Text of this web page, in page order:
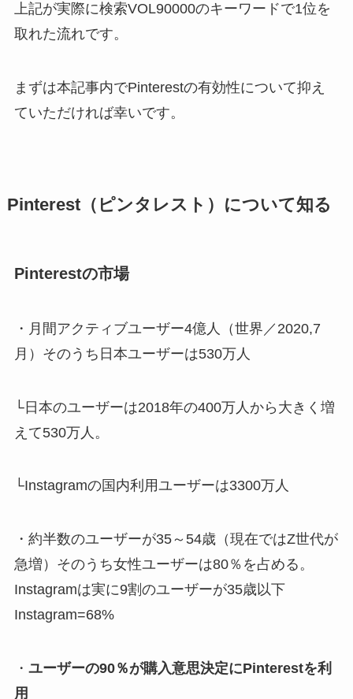
上記が実際に検索VOL90000のキーワードで1位を
取れた流れです。
まずは本記事内でPinterestの有効性について抑え
ていただければ幸いです。
Pinterest（ピンタレスト）について知る
Pinterestの市場
・月間アクティブユーザー4億人（世界／2020,7
月）そのうち日本ユーザーは530万人
└日本のユーザーは2018年の400万人から大きく増
えて530万人。
└Instagramの国内利用ユーザーは3300万人
・約半数のユーザーが35～54歳（現在ではZ世代が
急増）そのうち女性ユーザーは80％を占める。
Instagramは実に9割のユーザーが35歳以下
Instagram=68%
・ ユーザーの90％が購入意思決定にPinterestを利
用